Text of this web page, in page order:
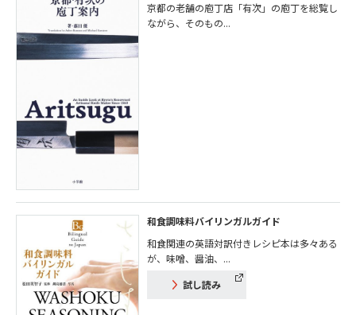
京都の老舗の庖丁店「有次」の庖丁を総覧し
ながら、そのもの...
和食調味料バイリンガルガイド
和食関連の英語対訳付きレシピ本は多々ある
が、味噌、醤油、...
試し読み